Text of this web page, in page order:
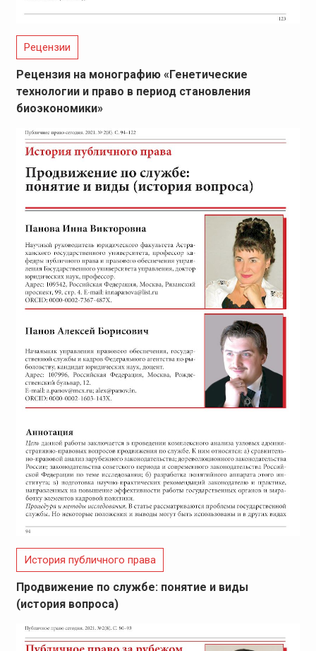
Рецензии
Рецензия на монографию «Генетические
технологии и право в период становления
биоэкономики»
История публичного права
Продвижение по службе: понятие и виды
(история вопроса)